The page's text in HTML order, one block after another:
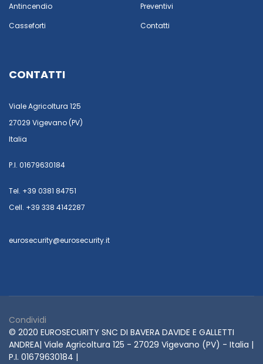
Antincendio
Casseforti
Preventivi
Contatti
CONTATTI
Viale Agricoltura 125
27029 Vigevano (PV)
Italia
P.I. 01679630184
Tel. +39 0381 84751
Cell. +39 338 4142287
eurosecurity@eurosecurity.it
Condividi
© 2020 EUROSECURITY SNC DI BAVERA DAVIDE E GALLETTI
ANDREA| Viale Agricoltura 125 - 27029 Vigevano (PV) - Italia |
P.I. 01679630184 |